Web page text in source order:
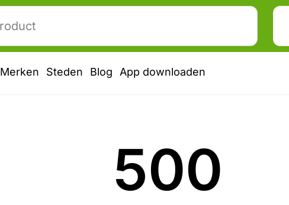
Merken Steden Blog App downloaden
500